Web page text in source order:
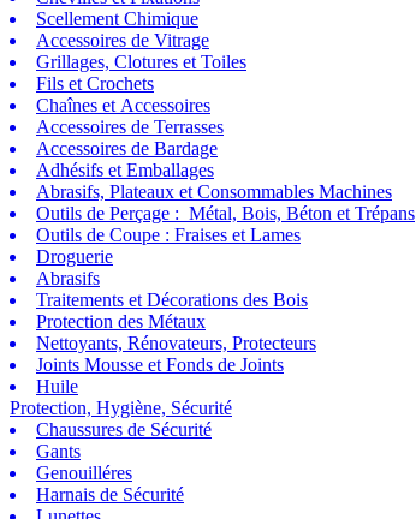
Scellement Chimique
Accessoires de Vitrage
Grillages, Clotures et Toiles
Fils et Crochets
Chaînes et Accessoires
Accessoires de Terrasses
Accessoires de Bardage
Adhésifs et Emballages
Abrasifs, Plateaux et Consommables Machines
Outils de Perçage : Métal, Bois, Béton et Trépans
Outils de Coupe : Fraises et Lames
Droguerie
Abrasifs
Traitements et Décorations des Bois
Protection des Métaux
Nettoyants, Rénovateurs, Protecteurs
Joints Mousse et Fonds de Joints
Huile
Protection, Hygiène, Sécurité
Chaussures de Sécurité
Gants
Genouilléres
Harnais de Sécurité